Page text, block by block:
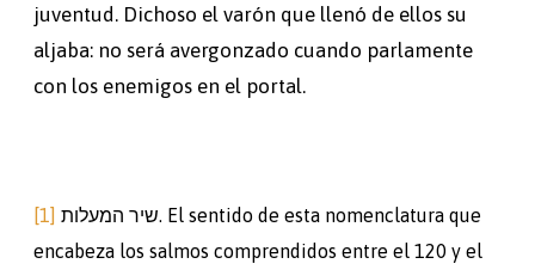
juventud. Dichoso el varón que llenó de ellos su
aljaba: no será avergonzado cuando parlamente
con los enemigos en el portal.
[1]
encabeza los salmos comprendidos entre el 120 y el